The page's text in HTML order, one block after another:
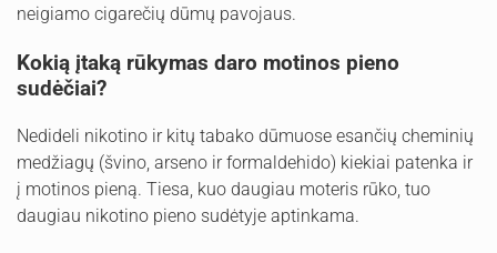
neigiamo cigarečių dūmų pavojaus.
Kokią įtaką rūkymas daro motinos pieno
sudėčiai?
Nedideli nikotino ir kitų tabako dūmuose esančių cheminių
medžiagų (švino, arseno ir formaldehido) kiekiai patenka ir
į motinos pieną. Tiesa, kuo daugiau moteris rūko, tuo
daugiau nikotino pieno sudėtyje aptinkama.